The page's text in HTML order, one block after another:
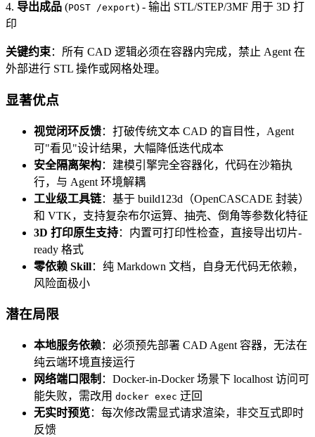
4. 导出成品 (POST /export) - 输出 STL/STEP/3MF 用于 3D 打
印
关键约束：所有 CAD 逻辑必须在容器内完成，禁止 Agent 在
外部进行 STL 操作或网格处理。
显著优点
视觉闭环反馈：打破传统文本 CAD 的盲目性，Agent
可"看见"设计结果，大幅降低迭代成本
安全隔离架构：建模引擎完全容器化，代码在沙箱执
行，与 Agent 环境解耦
工业级工具链：基于 build123d（OpenCASCADE 封装）
和 VTK，支持复杂布尔运算、抽壳、倒角等参数化特征
3D 打印原生支持：内置可打印性检查，直接导出切片-
ready 格式
零依赖 Skill：纯 Markdown 文档，自身无代码无依赖，
风险面极小
潜在局限
本地服务依赖：必须预先部署 CAD Agent 容器，无法在
纯云端环境直接运行
网络端口限制 ：Docker-in-Docker 场景下 localhost 访问可
能失败，需改用 docker exec 迂回
无实时预览：每次修改需显式请求渲染，非交互式即时
反馈